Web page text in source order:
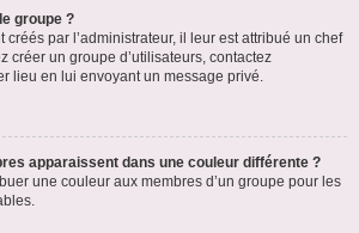
groupe ?
créés par l’administrateur, il leur est attribué un chef
créer un groupe d’utilisateurs, contactez
lieu en lui envoyant un message privé.
apparaissent dans une couleur différente ?
une couleur aux membres d’un groupe pour les